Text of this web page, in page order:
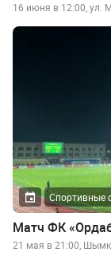
16 июня в 12:00, ул.
Спортивные
Матч ФК
21 мая в 21:00,